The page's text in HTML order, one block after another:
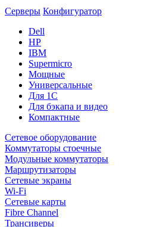
Серверы Конфигуратор
Dell
HP
IBM
Supermicro
Мощные
Универсальные
Для 1С
Для бэкапа и видео
Компактные
Сетевое оборудование
Коммутаторы стоечные
Модульные коммутаторы
Маршрутизаторы
Сетевые экраны
Wi-Fi
Сетевые карты
Fibre Channel
Трансиверы